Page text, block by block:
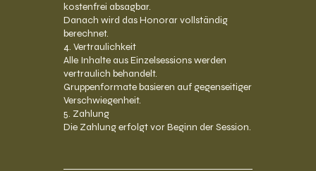
kostenfrei absagbar.
Danach wird das Honorar vollständig
berechnet.
4. Vertraulichkeit
Alle Inhalte aus Einzelsessions werden
vertraulich behandelt.
Gruppenformate basieren auf gegenseitiger
Verschwiegenheit.
5. Zahlung
Die Zahlung erfolgt vor Beginn der Session.